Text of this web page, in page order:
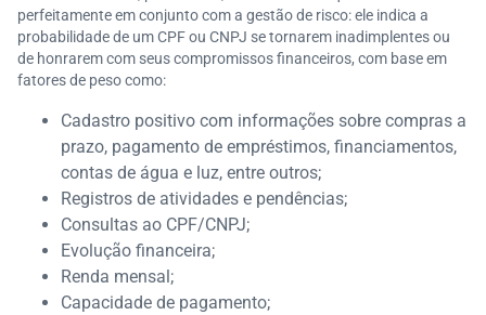
perfeitamente em conjunto com a gestão de risco: ele indica a
probabilidade de um CPF ou CNPJ se tornarem inadimplentes ou
de honrarem com seus compromissos financeiros, com base em
fatores de peso como:
Cadastro positivo com informações sobre compras a
prazo, pagamento de empréstimos, financiamentos,
contas de água e luz, entre outros;
Registros de atividades e pendências;
Consultas ao CPF/CNPJ;
Evolução financeira;
Renda mensal;
Capacidade de pagamento;